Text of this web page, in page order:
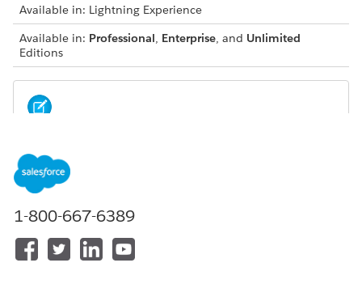
Available in: Lightning Experience
Available in: Professional, Enterprise, and Unlimited
Editions
NOTE
don’t see these options if your admin hasn’t configured
them.
account or opportunity record owner to share a record
with other relevant users.
1-800-667-6389